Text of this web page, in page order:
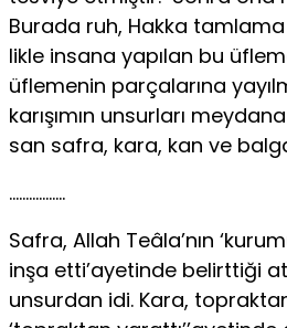
Burada ruh, Hakka tamlama
likle insana yapılan bu
üflemenin parçalarına
karışımın unsurları
san safra, kara, kan ve
……………..
Safra, Allah Teâla’nın
inşa etti’ayetinde belirttiği
unsurdan idi. Kara,